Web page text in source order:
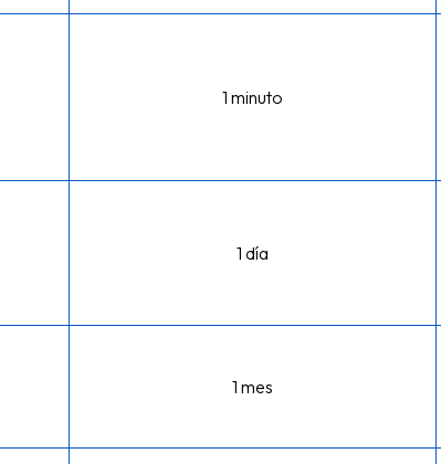
1 minuto
1 día
1 mes